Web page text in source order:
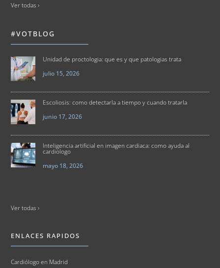
Ver todas ›
#VOTBLOG
Unidad de proctologia: que es y que patologias trata
julio 15, 2026
Escoliosis: como detectarla a tiempo y cuando tratarla
junio 17, 2026
Inteligencia artificial en imagen cardiaca: como ayuda al
cardiologo
mayo 18, 2026
Ver todas ›
ENLACES RAPIDOS
Cardiólogo en Madrid